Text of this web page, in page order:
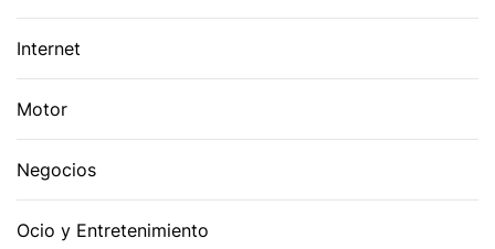
Internet
Motor
Negocios
Ocio y Entretenimiento